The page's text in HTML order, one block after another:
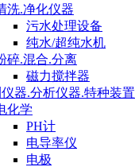
洗.净化仪器
污水处理设备
纯水/超纯水机
碎.混合.分离
磁力搅拌器
器.分析仪器.特种装置
化学
PH计
电导率仪
电极